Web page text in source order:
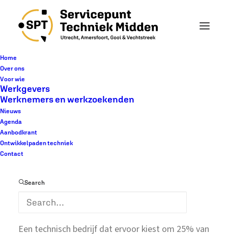
Home
Over ons
Voor wie
Werkgevers
Werknemers en werkzoekenden
Nieuws
Agenda
Aanbodkrant
Ontwikkelpaden techniek
Contact
Search
Inspirerende
werkgever: Confed
Een technisch bedrijf dat ervoor kiest om 25% van